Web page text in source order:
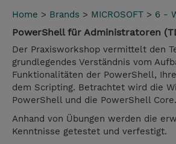
Home > Brands > MICROSOFT > 6 -
PowerShell für Administratoren
Der Praxisworkshop vermittelt den
grundlegendes Verständnis vom
Funktionalitäten der PowerShell,
dem Scripting. Betrachtet wird die
PowerShell und die PowerShell Core.
Anhand von Übungen werden die
Kenntnisse getestet und verfestigt.